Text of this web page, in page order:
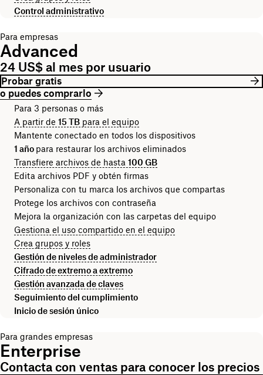
Control administrativo
Para empresas
Advanced
24 US$ al mes por usuario
Probar gratis
o puedes comprarlo
Para 3 personas o más
A partir de 15 TB para el equipo
Mantente conectado en todos los dispositivos
1 año para restaurar los archivos eliminados
Transfiere archivos de hasta 100 GB
Edita archivos PDF y obtén firmas
Personaliza con tu marca los archivos que compartas
Protege los archivos con contraseña
Mejora la organización con las carpetas del equipo
Gestiona el uso compartido en el equipo
Crea grupos y roles
Gestión de niveles de administrador
Cifrado de extremo a extremo
Gestión avanzada de claves
Seguimiento del cumplimiento
Inicio de sesión único
Para grandes empresas
Enterprise
Contacta con ventas para conocer los precios